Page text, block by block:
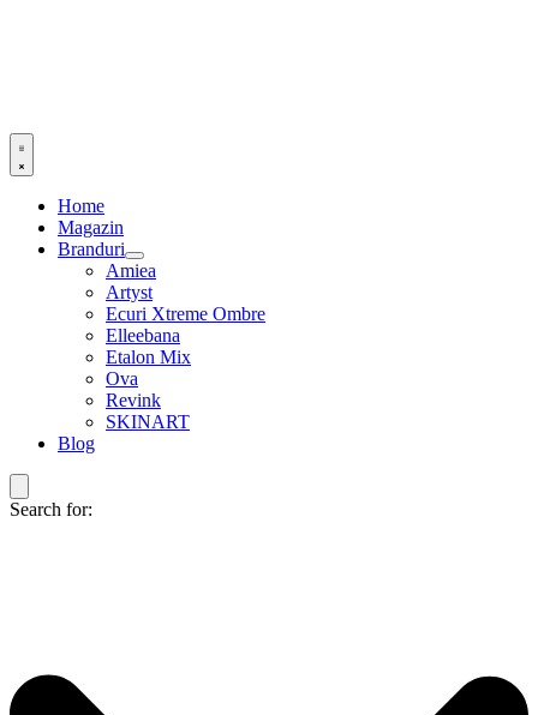
Home
Magazin
Branduri
Amiea
Artyst
Ecuri Xtreme Ombre
Elleebana
Etalon Mix
Ova
Revink
SKINART
Blog
Search for: